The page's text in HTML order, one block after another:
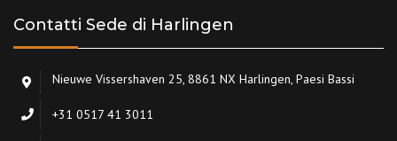
Contatti Sede di Harlingen
Nieuwe Vissershaven 25, 8861 NX Harlingen, Paesi Bassi
+31 0517 41 3011